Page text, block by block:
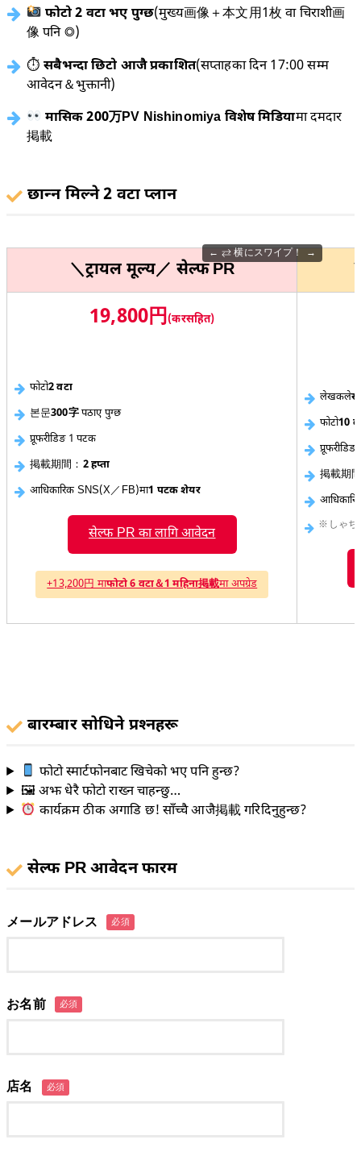
फोटो 2 वटा भए पुग्छ(मुख्य画像＋本文用1枚 वा चिराशी画
像 पनि ◎)
⏱सबैभन्दा छिटो आजै प्रकाशित(सप्ताहका दिन 17:00 सम्म
आवेदन＆भुक्तानी)
मासिक 200万PV Nishinomiya विशेष मिडियामा दमदार
掲載
छान्न मिल्ने 2 वटा प्लान
＼ट्रायल मूल्य／ सेल्फ PR
19,800円(करसहित)
फोटो2 वटा
본문300字पठाए पुग्छ
प्रूफरीडिङ 1 पटक
掲載期間： 2 हप्ता
आधिकारिक SNS(X／FB)मा1 पटक शेयर
सेल्फ PR का लागि आवेदन
+13,200円 माफोटो 6 वटा＆1 महिना掲載मा अपग्रेड
लेखकले
फोटो10
掲載期
※しゃち
⇄ 横にスワイプ！
बारम्बार सोधिने प्रश्नहरू
फोटो स्मार्टफोनबाट खिचेको भए पनि हुन्छ?
🖼 अझ धेरै फोटो राख्न चाहन्छु…
कार्यक्रम ठीक अगाडि छ! साँच्चै आजै掲載 गरिदिनुहुन्छ?
सेल्फ PR आवेदन फारम
メールアドレス 必須
お名前 必須
店名 必須